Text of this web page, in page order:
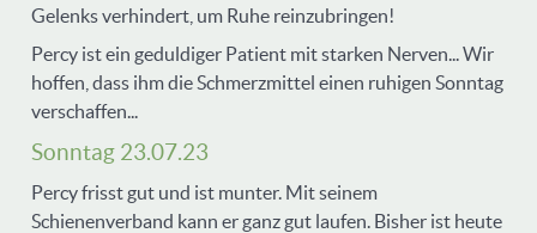
Gelenks verhindert, um Ruhe reinzubringen!
Percy ist ein geduldiger Patient mit starken Nerven... Wir
hoffen, dass ihm die Schmerzmittel einen ruhigen Sonntag
verschaffen...
Sonntag 23.07.23
Percy frisst gut und ist munter. Mit seinem
Schienenverband kann er ganz gut laufen. Bisher ist heute